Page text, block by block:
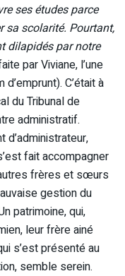
ses études parce
sa scolarité. Pourtant,
dilapidés par notre
par Viviane, l’une
C’était à
du Tribunal de
administratif.
d’administrateur,
fait accompagner
frères et sœurs
gestion du
patrimoine, qui,
leur frère ainé
s’est présenté au
semble serein.